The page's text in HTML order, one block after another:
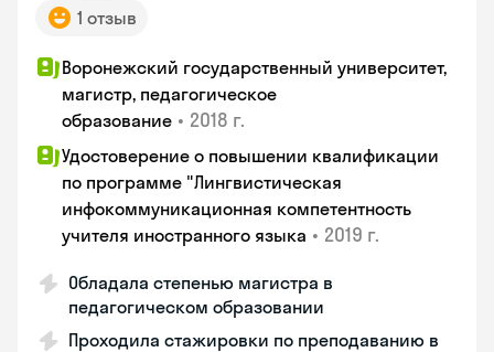
1 отзыв
Воронежский государственный университет,
магистр, педагогическое
образование • 2018 г.
Удостоверение о повышении квалификации
по программе "Лингвистическая
инфокоммуникационная компетентность
учителя иностранного языка • 2019 г.
Обладала степенью магистра в
педагогическом образовании
Проходила стажировки по преподаванию в